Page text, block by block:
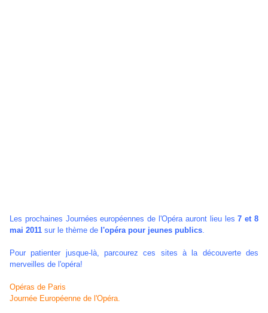
Les prochaines Journées européennes de l'Opéra auront lieu les7 et 8
mai 2011 sur le thème de l'opéra pour jeunes publics.
Pour patienter jusque-là, parcourez ces sites à la découverte des
merveilles de l'opéra!
Opéras de Paris
Journée Européenne de l'Opéra.